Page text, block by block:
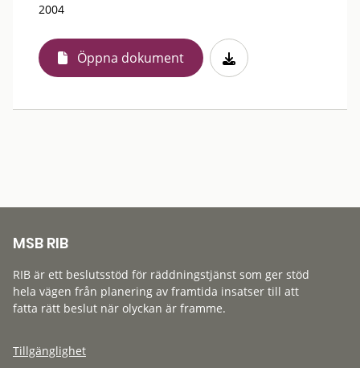
2004
Öppna dokument
MSB RIB
RIB är ett beslutsstöd för räddningstjänst som ger stöd
hela vägen från planering av framtida insatser till att
fatta rätt beslut när olyckan är framme.
Tillgänglighet